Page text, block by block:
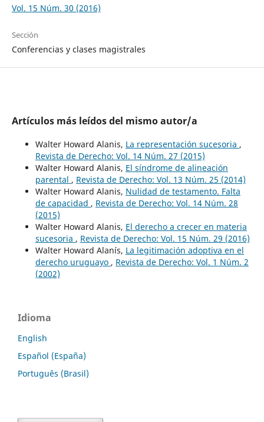
Vol. 15 Núm. 30 (2016)
Sección
Conferencias y clases magistrales
Artículos más leídos del mismo autor/a
Walter Howard Alanis, La representación sucesoria ,
Revista de Derecho: Vol. 14 Núm. 27 (2015)
Walter Howard Alanis, El síndrome de alineación
parental , Revista de Derecho: Vol. 13 Núm. 25 (2014)
Walter Howard Alanis, Nulidad de testamento. Falta
de capacidad , Revista de Derecho: Vol. 14 Núm. 28
(2015)
Walter Howard Alanis, El derecho a crecer en materia
sucesoria , Revista de Derecho: Vol. 15 Núm. 29 (2016)
Walter Howard Alanís, La legitimación adoptiva en el
derecho uruguayo , Revista de Derecho: Vol. 1 Núm. 2
(2002)
Idioma
English
Español (España)
Português (Brasil)